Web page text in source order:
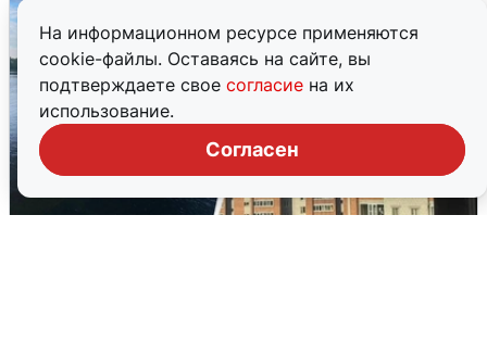
На информационном ресурсе применяются
cookie-файлы. Оставаясь на сайте, вы
подтверждаете свое согласие на их
использование.
Согласен